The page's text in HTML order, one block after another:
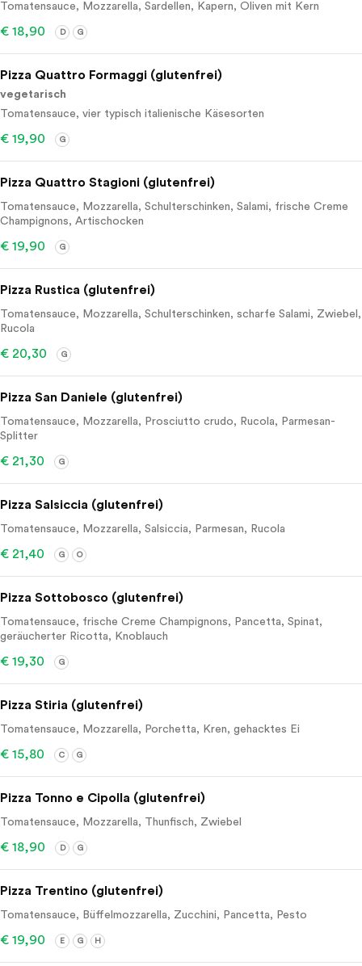
Tomatensauce, Mozzarella, Sardellen, Kapern, Oliven mit Kern
€ 18,90 D G
Pizza Quattro Formaggi (glutenfrei)
vegetarisch
Tomatensauce, vier typisch italienische Käsesorten
€ 19,90 G
Pizza Quattro Stagioni (glutenfrei)
Tomatensauce, Mozzarella, Schulterschinken, Salami, frische Creme
Champignons, Artischocken
€ 19,90 G
Pizza Rustica (glutenfrei)
Tomatensauce, Mozzarella, Schulterschinken, scharfe Salami, Zwiebel,
Rucola
€ 20,30 G
Pizza San Daniele (glutenfrei)
Tomatensauce, Mozzarella, Prosciutto crudo, Rucola, Parmesan-
Splitter
€ 21,30 G
Pizza Salsiccia (glutenfrei)
Tomatensauce, Mozzarella, Salsiccia, Parmesan, Rucola
€ 21,40 G O
Pizza Sottobosco (glutenfrei)
Tomatensauce, frische Creme Champignons, Pancetta, Spinat,
geräucherter Ricotta, Knoblauch
€ 19,30 G
Pizza Stiria (glutenfrei)
Tomatensauce, Mozzarella, Porchetta, Kren, gehacktes Ei
€ 15,80 C G
Pizza Tonno e Cipolla (glutenfrei)
Tomatensauce, Mozzarella, Thunfisch, Zwiebel
€ 18,90 D G
Pizza Trentino (glutenfrei)
Tomatensauce, Büffelmozzarella, Zucchini, Pancetta, Pesto
€ 19,90 E G H